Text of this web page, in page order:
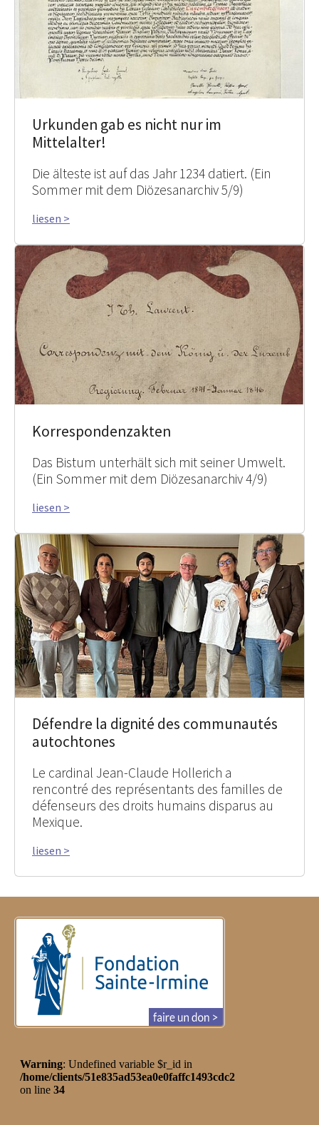
Urkunden gab es nicht nur im
Mittelalter!
Die älteste ist auf das Jahr 1234 datiert. (Ein
Sommer mit dem Diözesanarchiv 5/9)
liesen >
Korrespondenzakten
Das Bistum unterhält sich mit seiner Umwelt.
(Ein Sommer mit dem Diözesanarchiv 4/9)
liesen >
Défendre la dignité des communautés
autochtones
Le cardinal Jean-Claude Hollerich a
rencontré des représentants des familles de
défenseurs des droits humains disparus au
Mexique.
liesen >